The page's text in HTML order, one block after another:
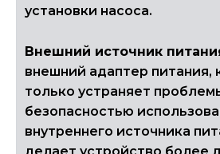
установки насоса.
Внешний источник
внешний адаптер питания,
только устраняет
безопасностью
внутреннего источника
делает устройство более